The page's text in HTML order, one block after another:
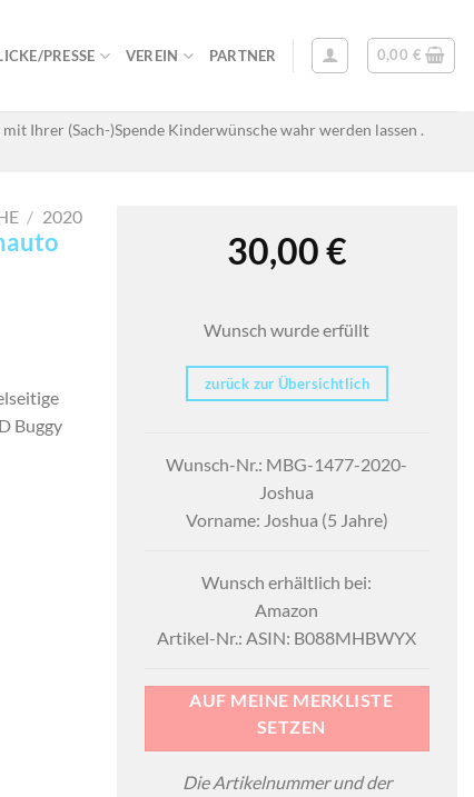
PRESSE VEREIN PARTNER 0,00 €
Ihrer (Sach-)Spende Kinderwünsche wahr werden lassen .
/ 2020
Buggy
30,00€
Wunsch wurde erfüllt
zurück zur Übersichtlich
Wunsch-Nr.: MBG-1477-2020-
Joshua
Vorname: Joshua (5 Jahre)
Wunsch erhältlich bei:
Amazon
Artikel-Nr.: ASIN: B088MHBWYX
AUF MEINE MERKLISTE
SETZEN
Die Artikelnummer und der